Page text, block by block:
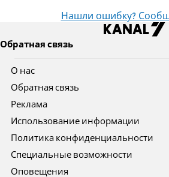
Нашли ошибку?
Обратная связь
О нас
Обратная связь
Реклама
Использование информации
Политика конфиденциальности
Специальные возможности
Оповещения